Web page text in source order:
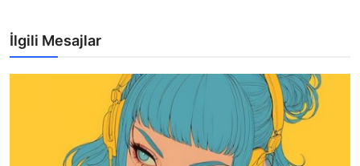
İlgili Mesajlar